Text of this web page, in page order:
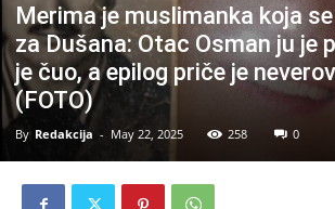
Merima je muslimanka koja
za Dušana: Otac Osman ju je
je čuo, a epilog priče je
(FOTO)
By Redakcija - May 22, 2025 258 0